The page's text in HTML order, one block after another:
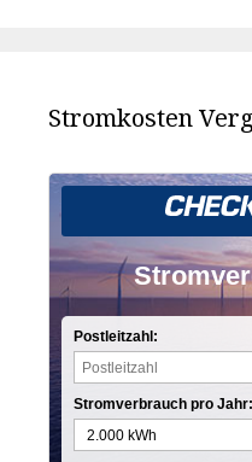
Stromkosten
Postleitzahl:
Stromverbrauch pro Jahr: